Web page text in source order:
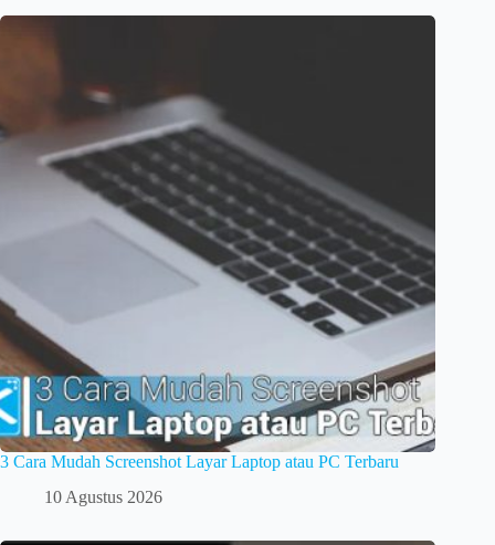
3 Cara Mudah Screenshot Layar Laptop atau PC Terbaru
10 Agustus 2026